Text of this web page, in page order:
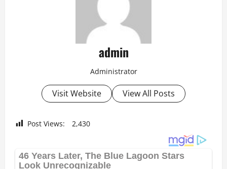
admin
Administrator
Visit Website View All Posts
Post Views: 2,430